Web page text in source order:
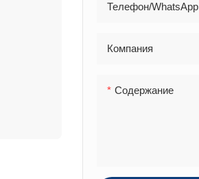
Телефон/WhatsApp
Компания
Содержание